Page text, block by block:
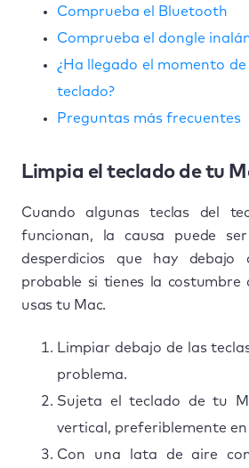
Comprueba el Bluetooth
Comprueba el dongle
¿Ha llegado el momento
teclado?
Preguntas más frecuentes
Limpia el teclado de tu
Cuando algunas teclas del
funcionan, la causa puede
desperdicios que hay
probable si tienes la costumbre
usas tu Mac.
Limpiar debajo de las
problema.
Sujeta el teclado de tu
vertical, preferiblemente en
Con una lata de aire